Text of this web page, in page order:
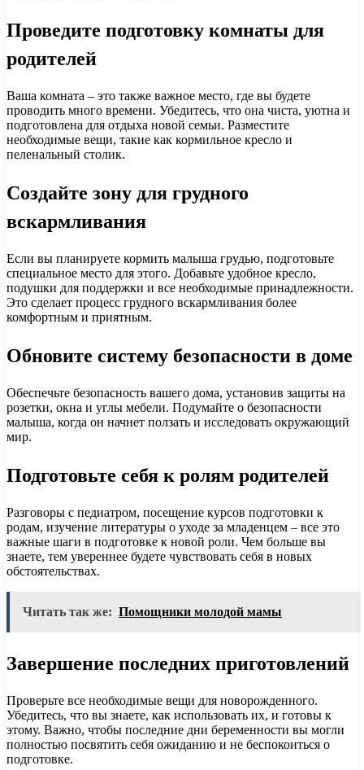
Проведите подготовку комнаты для
родителей
Ваша комната – это также важное место, где вы будете
проводить много времени. Убедитесь, что она чиста, уютна и
подготовлена для отдыха новой семьи. Разместите
необходимые вещи, такие как кормильное кресло и
пеленальный столик.
Создайте зону для грудного
вскармливания
Если вы планируете кормить малыша грудью, подготовьте
специальное место для этого. Добавьте удобное кресло,
подушки для поддержки и все необходимые принадлежности.
Это сделает процесс грудного вскармливания более
комфортным и приятным.
Обновите систему безопасности в доме
Обеспечьте безопасность вашего дома, установив защиты на
розетки, окна и углы мебели. Подумайте о безопасности
малыша, когда он начнет ползать и исследовать окружающий
мир.
Подготовьте себя к ролям родителей
Разговоры с педиатром, посещение курсов подготовки к
родам, изучение литературы о уходе за младенцем – все это
важные шаги в подготовке к новой роли. Чем больше вы
знаете, тем увереннее будете чувствовать себя в новых
обстоятельствах.
Читать так же: Помощники молодой мамы
Завершение последних приготовлений
Проверьте все необходимые вещи для новорожденного.
Убедитесь, что вы знаете, как использовать их, и готовы к
этому. Важно, чтобы последние дни беременности вы могли
полностью посвятить себя ожиданию и не беспокоиться о
подготовке.